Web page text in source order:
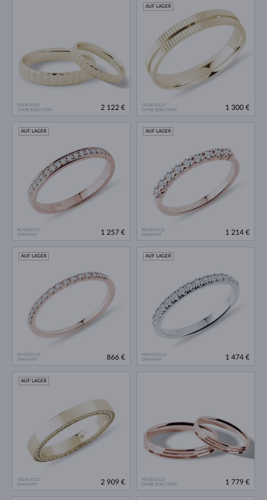
GELBGOLD
OHNE EDELSTEIN
2 122 €
GELBGOLD
OHNE EDELSTEIN
AUF LAGER
1 300 €
ROSÉGOLD
DIAMANT
AUF LAGER
1 257 €
ROSÉGOLD
DIAMANT
AUF LAGER
1 214 €
ROSÉGOLD
DIAMANT
AUF LAGER
866 €
WEISSGOLD
DIAMANT
AUF LAGER
1 474 €
GELBGOLD
DIAMANT
AUF LAGER
2 909 €
ROSÉGOLD
OHNE EDELSTEIN
1 779 €